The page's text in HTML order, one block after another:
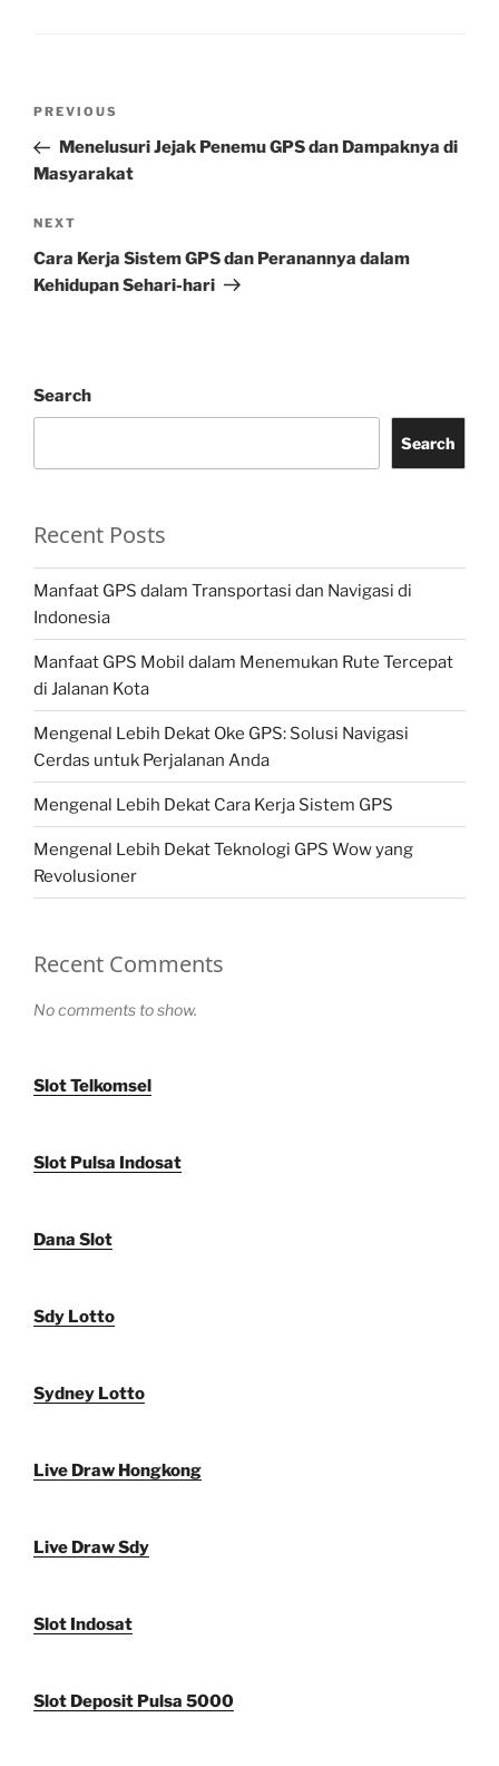
Previous
Post
PREVIOUS
Menelusuri Jejak Penemu GPS dan Dampaknya di
Masyarakat
Next
Post
NEXT
Cara Kerja Sistem GPS dan Peranannya dalam
Kehidupan Sehari-hari
Search
Search
Recent Posts
Manfaat GPS dalam Transportasi dan Navigasi di
Indonesia
Manfaat GPS Mobil dalam Menemukan Rute Tercepat
di Jalanan Kota
Mengenal Lebih Dekat Oke GPS: Solusi Navigasi
Cerdas untuk Perjalanan Anda
Mengenal Lebih Dekat Cara Kerja Sistem GPS
Mengenal Lebih Dekat Teknologi GPS Wow yang
Revolusioner
Recent Comments
No comments to show.
Slot Telkomsel
Slot Pulsa Indosat
Dana Slot
Sdy Lotto
Sydney Lotto
Live Draw Hongkong
Live Draw Sdy
Slot Indosat
Slot Deposit Pulsa 5000